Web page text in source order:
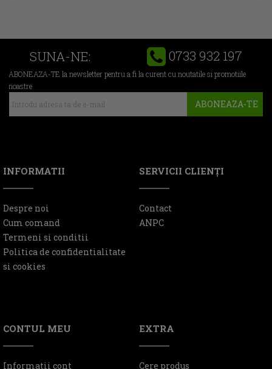
SUNA-NE: 0733 932 197
ABONEAZA-TE la newsletter pentru a fi la curent cu noutatile si promotiile
noastre
ABONEAZA-TE
INFORMATII
Despre noi
Cum comand
Termeni si conditii
Politica de confidentialitate
si cookies
SERVICII CLIENŢI
Contact
ANPC
CONTUL MEU
Informatii cont
EXTRA
Cere produs